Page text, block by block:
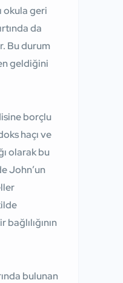
okula geri
da
Bu durum
geldiğini
borçlu
haçı ve
olarak bu
John’un
bulunan